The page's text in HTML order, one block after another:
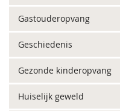
Gastouderopvang
Geschiedenis
Gezonde kinderopvang
Huiselijk geweld